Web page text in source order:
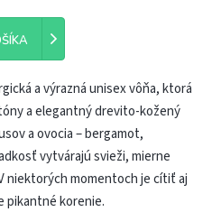
a výrazná unisex vôňa, ktorá
a elegantný drevito-kožený
a ovocia – bergamot,
vytvárajú svieži, mierne
niektorých momentoch je cítiť aj
pikantné korenie.